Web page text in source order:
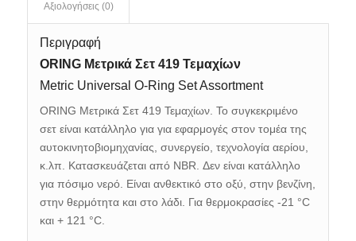
Αξιολογήσεις (0)
Περιγραφή
ORING Μετρικά Σετ 419 Τεμαχίων
Metric Universal O-Ring Set Assortment
ORING Μετρικά Σετ 419 Τεμαχίων. Το συγκεκριμένο
σετ είναι κατάλληλο για για εφαρμογές στον τομέα της
αυτοκινητοβιομηχανίας, συνεργείο, τεχνολογία αερίου,
κ.λπ. Κατασκευάζεται από NBR. Δεν είναι κατάλληλο
για πόσιμο νερό. Είναι ανθεκτικό στο οξύ, στην βενζίνη,
στην θερμότητα και στο λάδι. Για θερμοκρασίες -21 °C
και + 121 °C.